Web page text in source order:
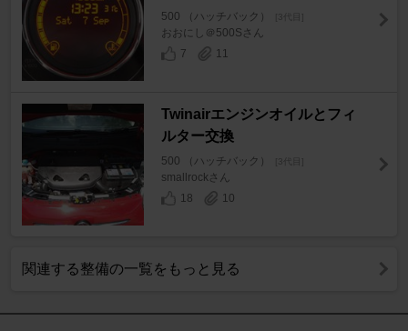
500 （ハッチバック） [3代目]
おおにし＠500Sさん
7
11
Twinairエンジンオイルとフィ
ルター交換
500 （ハッチバック） [3代目]
smallrockさん
18
10
関連する整備の一覧をもっと見る